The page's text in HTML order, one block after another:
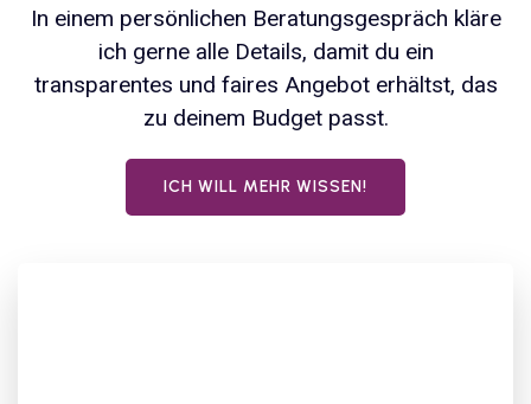
In einem persönlichen Beratungsgespräch kläre
ich gerne alle Details, damit du ein
transparentes und faires Angebot erhältst, das
zu deinem Budget passt.
ICH WILL MEHR WISSEN!